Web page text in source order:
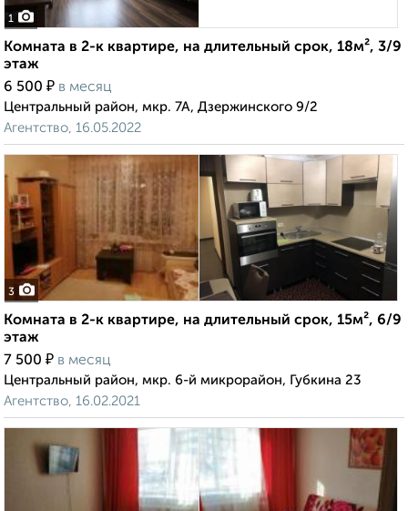
1
Комната в 2-к квартире, на длительный срок, 18м², 3/9
этаж
6 500 ₽ в месяц
Центральный район, мкр. 7А, Дзержинского 9/2
Агентство, 16.05.2022
3
Комната в 2-к квартире, на длительный срок, 15м², 6/9
этаж
7 500 ₽ в месяц
Центральный район, мкр. 6-й микрорайон, Губкина 23
Агентство, 16.02.2021